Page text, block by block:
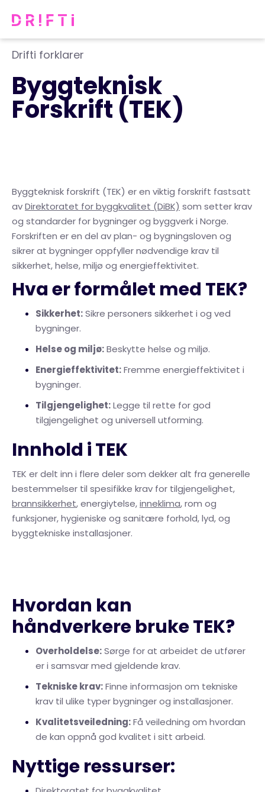
Drifti forklarer
Byggteknisk
Forskrift (TEK)
Byggteknisk forskrift (TEK) er en viktig forskrift fastsatt
avDirektoratet for byggkvalitet (DiBK) som setter krav
og standarder for bygninger og byggverk i Norge.
Forskriften er en del av plan- og bygningsloven og
sikrer at bygninger oppfyller nødvendige krav til
sikkerhet, helse, miljø og energieffektivitet.
Hva er formålet med TEK?
Sikkerhet:Sikre personers sikkerhet i og ved
bygninger.
Helse og miljø:Beskytte helse og miljø.
Energieffektivitet:Fremme energieffektivitet i
bygninger.
Tilgjengelighet:Legge til rette for god
tilgjengelighet og universell utforming.
Innhold i TEK
TEK er delt inn i flere deler som dekker alt fra generelle
bestemmelser til spesifikke krav for tilgjengelighet,
brannsikkerhet, energiytelse,inneklima, rom og
funksjoner, hygieniske og sanitære forhold, lyd, og
byggtekniske installasjoner.
Hvordan kan
håndverkere bruke TEK?
Overholdelse:Sørge for at arbeidet de utfører
er i samsvar med gjeldende krav.
Tekniske krav:Finne informasjon om tekniske
krav til ulike typer bygninger og installasjoner.
Kvalitetsveiledning:Få veiledning om hvordan
de kan oppnå god kvalitet i sitt arbeid.
Nyttige ressurser: